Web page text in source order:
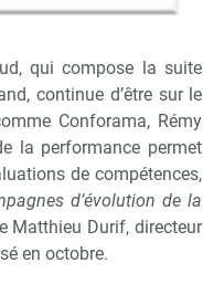
qui compose la suite
continue d’être sur le
Conforama, Rémy
la performance permet
de compétences,
d’évolution de la
Matthieu Durif, directeur
en octobre.